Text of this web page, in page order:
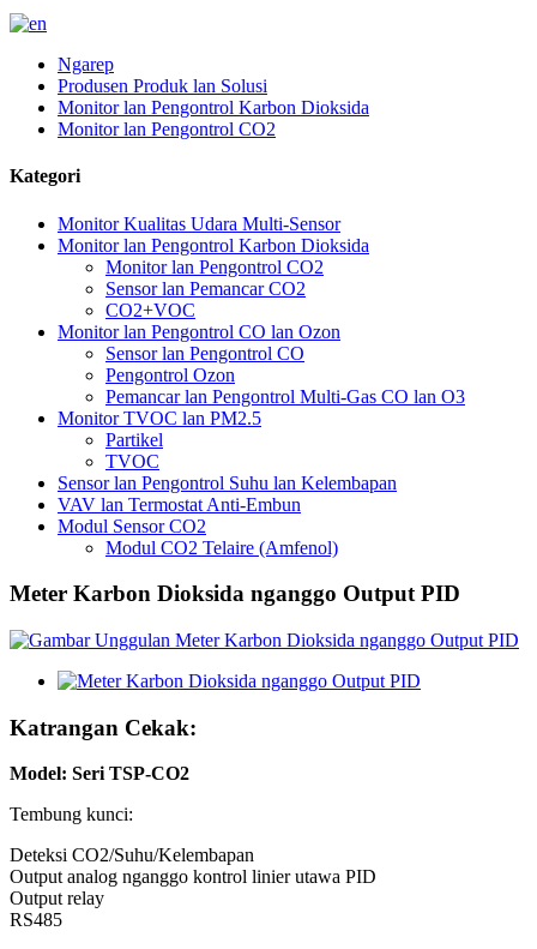
Ngarep
Produsen Produk lan Solusi
Monitor lan Pengontrol Karbon Dioksida
Monitor lan Pengontrol CO2
Kategori
Monitor Kualitas Udara Multi-Sensor
Monitor lan Pengontrol Karbon Dioksida
Monitor lan Pengontrol CO2
Sensor lan Pemancar CO2
CO2+VOC
Monitor lan Pengontrol CO lan Ozon
Sensor lan Pengontrol CO
Pengontrol Ozon
Pemancar lan Pengontrol Multi-Gas CO lan O3
Monitor TVOC lan PM2.5
Partikel
TVOC
Sensor lan Pengontrol Suhu lan Kelembapan
VAV lan Termostat Anti-Embun
Modul Sensor CO2
Modul CO2 Telaire (Amfenol)
Meter Karbon Dioksida nganggo Output PID
Katrangan Cekak:
Model: Seri TSP-CO2
Tembung kunci:
Deteksi CO2/Suhu/Kelembapan
Output analog nganggo kontrol linier utawa PID
Output relay
RS485